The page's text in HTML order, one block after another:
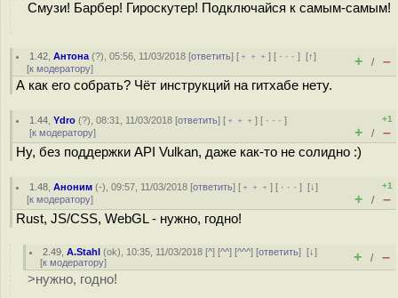
Смузи! Барбер! Гироскутер! Подключайся к самым-самым!
1.42 ,Антона (?), 05:56, 11/03/2018 [ответить] [ ﹢﹢﹢] [ · · ·][↑]
[к модератору] + / –
А как его собрать? Чёт инструкций на гитхабе нету.
1.44 ,Ydro (?), 08:31, 11/03/2018 [ответить] [ ﹢﹢﹢] [ · · ·]
[к модератору]
+1
+ / –
Ну, без поддержки API Vulkan, даже как-то не солидно :)
1.48 ,Аноним (-), 09:57, 11/03/2018 [ответить] [ ﹢﹢﹢] [ · · ·][↓]
[к модератору]
+1
+ / –
Rust, JS/CSS, WebGL - нужно, годно!
2.49 ,A.Stahl (ok), 10:35, 11/03/2018 [^] [^^] [^^^] [ответить][↓]
[к модератору] + / –
>нужно, годно!